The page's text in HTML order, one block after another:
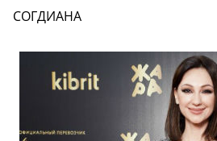
СОГДИАНА